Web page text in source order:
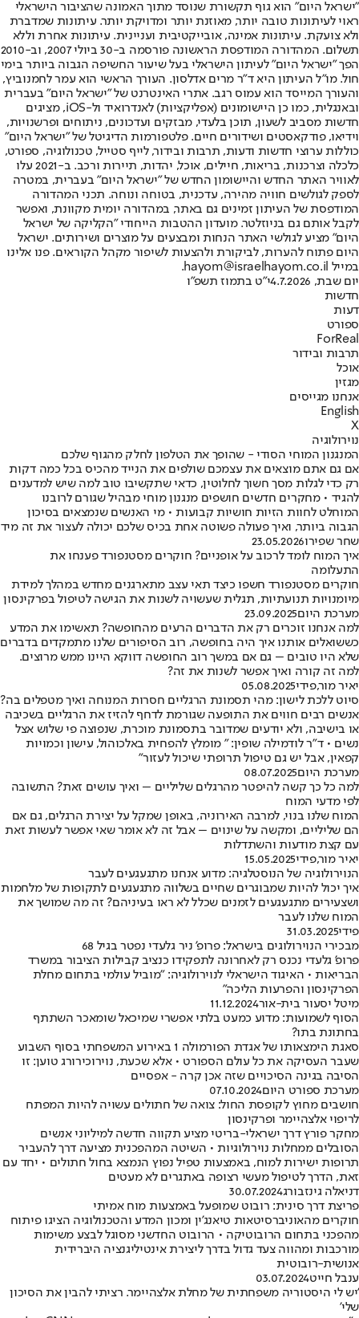
"ישראל היום" הוא גוף תקשורת שנוסד מתוך האמונה שהציבור הישראלי
ראוי לעיתונות טובה יותר, מאוזנת יותר ומדויקת יותר. עיתונות שמדברת
ולא צועקת. עיתונות אמינה, אובייקטיבית ועניינית. עיתונות אחרת וללא
תשלום. המהדורה המודפסת הראשונה פורסמה ב-30 ביולי 2007, וב-2010
הפך "ישראל היום" לעיתון הישראלי בעל שיעור החשיפה הגבוה ביותר בימי
חול. מו"ל העיתון היא ד"ר מרים אדלסון. העורך הראשי הוא עמר לחמנוביץ,
והעורך המייסד הוא עמוס רגב. אתרי האינטרנט של "ישראל היום" בעברית
ובאנגלית, כמו כן היישומונים (אפליקציות) לאנדרואיד ול-iOS, מציגים
חדשות מסביב לשעון, תוכן בלעדי, מבזקים ועדכונים, ניתוחים ופרשנויות,
וידיאו, פודקאסטים ושידורים חיים. פלטפורמות הדיגיטל של "ישראל היום"
כוללות ערוצי חדשות ודעות, תרבות ובידור, לייף סטייל, טכנולוגיה, ספורט,
כלכלה וצרכנות, בריאות, חיילים, אוכל, יהדות, תיירות ורכב. ב-2021 עלו
לאוויר האתר החדש והיישומון החדש של "ישראל היום" בעברית, במטרה
לספק לגולשים חוויה מהירה, עדכנית, בטוחה ונוחה. תכני המהדורה
המודפסת של העיתון זמינים גם באתר, במהדורה יומית מקוונת, ואפשר
לקבל אותם גם בניוזלטר. מועדון ההטבות הייחודי "הקליקה של ישראל
היום" מציע לגולשי האתר הנחות ומבצעים על מוצרים ושירותים. ישראל
היום פתוח להערות, לביקורת ולהצעות לשיפור מקהל הקוראים. פנו אלינו
במייל hayom@israelhayom.co.il.
יום שבת, 4.7.2026
י"ט בתמוז תשפ"ו
חדשות
דעות
ספורט
ForReal
תרבות ובידור
אוכל
מגזין
אנחנו מגייסים
English
X
נוירולוגיה
המנגנון המוחי הסודי - שהופך את הטלפון לחלק מהגוף שלכם
אם גם אתם מוצאים את עצמכם שולפים את הנייד מהכיס בכל כמה דקות
רק כדי לגלות מסך חשוך לחלוטין, כדאי שתקשיבו טוב למה שיש למדענים
להגיד • מחקרים חדשים חושפים מנגנון מוחי מבהיל שגורם לרובנו
המוחלט לחוות הזיות חושיות קבועות • מי האנשים שנמצאים בסיכון
הגבוה ביותר, ואיך פעולה פשוטה אחת בכיס שלכם יכולה לעצור את זה מיד
שחר שפירו23.05.2026
איך המוח לומד לרכוב על אופניים? חוקרים מסטנפורד פענחו את
התעלומה
חוקרים מסטנפורד חשפו כיצד תאי עצב מתארגנים מחדש במהלך למידת
מיומנויות תנועתיות, תגלית שעשויה לשנות את הגישה לטיפול בפרקינסון
מערכת היום23.09.2025
למה אנחנו זוכרים רק את הדברים הרעים מהחופשה? תאשימו את המדע
כששואלים אותנו איך היה בחופשה, רוב הסיפורים שלנו מתמקדים בדברים
שלא היו טובים – גם אם במשך רוב החופשה דווקא היינו ממש מרוצים.
למה זה קורה ואיך אפשר לשנות את זה?
יאיר מור,פידי05.08.2025
סיוט ללכת לישון: מהי תסמונת הרגליים חסרות המנוחה ואיך מטפלים בה?
אנשים רבים חווים את התופעה שגורמת לדחף להזיז את הרגליים בשכיבה
או בישיבה, ולא יודעים שמדובר בתסמונת מוכרת, שנפוצה פי שלוש אצל
נשים • ד"ר לודמילה שופין: " מומלץ להפחית באלכוהול, עישון וכמויות
קפאין, אבל יש גם טיפול תרופתי שיכול לעזור"
מערכת היום08.07.2025
למה כל כך קשה להיפטר מהרגלים שליליים – ואיך עושים זאת? התשובה
לפי מדעי המוח
המוח שלנו בנוי, למרבה האירוניה, באופן שמקל על יצירת הרגלים, גם אם
הם שליליים, ומקשה על שינוים – אבל זה לא אומר שאי אפשר לעשות זאת
עם קצת מודעות והשתדלות
יאיר מור,פידי15.05.2025
הנוירולוגיה של הנוסטלגיה: מדוע אנחנו מתגעגעים לעבר
איך יכול להיות שמבוגרים שחיים בשלווה מתגעגעים לתקופות של מלחמות
ושצעירים מתגעגעים לזמנים שכלל לא ראו בעיניהם? זה מה שמושך את
המוח שלנו לעבר
פידי31.03.2025
מבכירי הנוירולוגים בישראל: פרופ' ניר גלעדי נפטר בגיל 68
פרופ' גלעדי נכנס רק לאחרונה לתפקידו כנציב קבילות הציבור במשרד
הבריאות • האיגוד הישראלי לנוירולוגיה: "מוביל עולמי בתחום מחלת
הפרקינסון והפרעות הליכה"
מיטל יסעור בית-אור11.12.2024
הסוף לשמועות: מדוע כמעט בלתי אפשרי שמיכאל שומאכר השתתף
בחתונת בתו?
סאגת הימצאותו של אגדת הפורמולה 1 באירוע המשפחתי בסוף השבוע
שעבר העסיקה את כל עולם הספורט • אלא שכעת, נוירוכירורג טוען: זו
הסיבה בגינה הסיכויים שזה אכן קרה - אפסיים
מערכת ספורט היום07.10.2024
חושבים מחוץ לקופסת החול: צואה של חתולים עשויה להיות המפתח
לריפוי אלצהיימר ופרקינסון
מחקר פורץ דרך ישראלי-בריטי מציע תקווה חדשה למיליוני אנשים
הסובלים ממחלות נוירולוגיות • השיטה המהפכנית מציעה דרך להעביר
תרופות ישירות למוח, באמצעות טפיל נפוץ הנמצא בחול חתולים • יחד עם
זאת, הדרך לטיפול מעשי רצופה באתגרים לא מעטים
דניאלה גינזבורג30.07.2024
פריצת דרך סינית: רובוט שמופעל באמצעות מוח אמיתי
חוקרים מהאוניברסיטאות טיאנג'ין ומכון המדע והטכנולוגיה הציגו פיתוח
מהפכני בתחום הרובוטיקה • הרובוט החדשני מסוגל לבצע משימות
מורכבות ומהווה צעד גדול בדרך ליצירת אינטיליגנציה היברידית
אנושית-רובוטית
ענבל חייט03.07.2024
'יש לי היסטוריה משפחתית של מחלת אלצהיימר. רציתי להבין את הסיכון
שלי'